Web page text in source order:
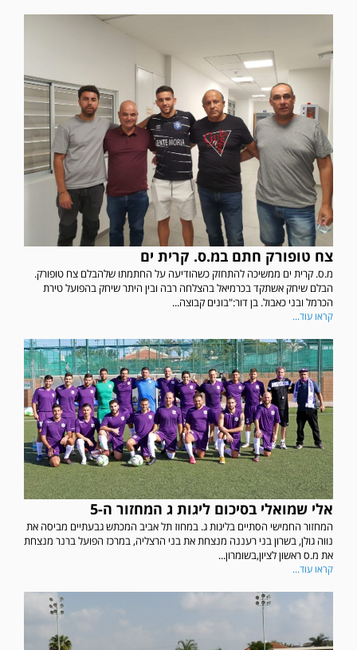
צח טופורק חתם במ.ס. קרית ים
מ.ס. קרית ים ממשיכה להתחזק כשהודיעה על החתמתו שלהבלם צח טופורק.
הבלם שיחק אשתקד בכרמיאל בהצלחה רבה ובין היתר שיחק בהפועל טירת
הכרמל ובני כאבול. בן דור:"בונים קבוצה...
קראו עוד...
אלי שמואלי בסיכום ליגות ג המחזור ה-5
המחזור החמישי הסתיים בליגות ג. במחוז תל אביב המכתש גבעתיים מביסה את
נווה גולן, בשרון בני רעננה מנצחת את בני הרצליה, במרכז הפועל ברנר מנצחת
את מ.ס ראשון לציון,בשומרון...
קראו עוד...